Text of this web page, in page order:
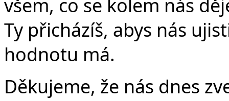
všem, co se kolem nás
Ty přicházíš, abys nás
hodnotu má.
Děkujeme, že nás dnes